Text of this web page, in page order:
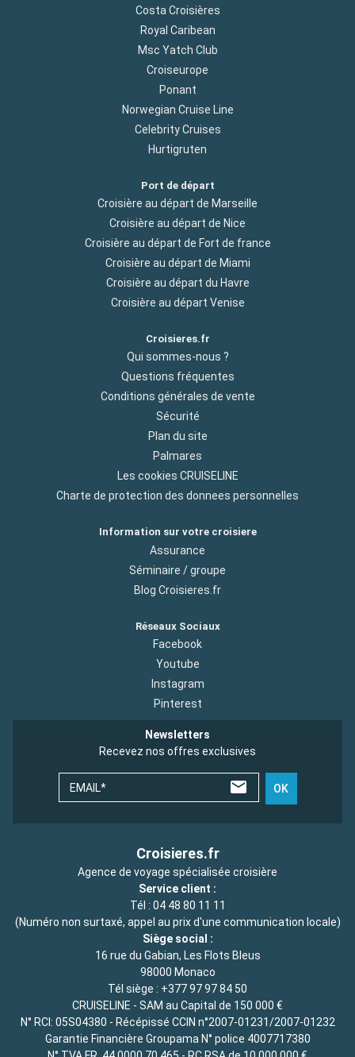
Costa Croisières
Royal Caribean
Msc Yatch Club
Croiseurope
Ponant
Norwegian Cruise Line
Celebrity Cruises
Hurtigruten
Port de départ
Croisière au départ de Marseille
Croisière au départ de Nice
Croisière au départ de Fort de france
Croisière au départ de Miami
Croisière au départ du Havre
Croisière au départ Venise
Croisieres.fr
Qui sommes-nous ?
Questions fréquentes
Conditions générales de vente
Sécurité
Plan du site
Palmares
Les cookies CRUISELINE
Charte de protection des donnees personnelles
Information sur votre croisiere
Assurance
Séminaire / groupe
Blog Croisieres.fr
Réseaux Sociaux
Facebook
Youtube
Instagram
Pinterest
Newsletters
Recevez nos offres exclusives
EMAIL* OK
Croisieres.fr
Agence de voyage spécialisée croisière
Service client :
Tél : 04 48 80 11 11
(Numéro non surtaxé, appel au prix d'une communication locale)
Siège social :
16 rue du Gabian, Les Flots Bleus
98000 Monaco
Tél siège : +377 97 97 84 50
CRUISELINE - SAM au Capital de 150 000 €
N° RCI: 05S04380 - Récépissé CCIN n°2007-01231/2007-01232
Garantie Financière Groupama N° police 4007717380